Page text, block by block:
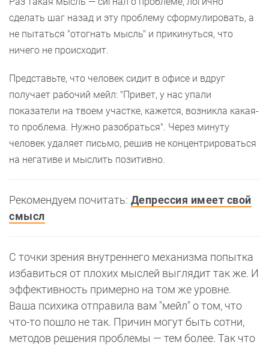
сделать шаг назад и эту проблему сформулировать, а
не пытаться "отогнать мысль" и прикинуться, что
ничего не происходит.
Представьте, что человек сидит в офисе и вдруг
получает рабочий мейл: "Привет, у нас упали
показатели на твоем участке, кажется, возникла какая-
то проблема. Нужно разобраться". Через минуту
человек удаляет письмо, решив не концентрироваться
на негативе и мыслить позитивно.
Рекомендуем почитать: Депрессия имеет свой
смысл
С точки зрения внутреннего механизма попытка
избавиться от плохих мыслей выглядит так же. И
эффективность примерно на том же уровне.
Ваша психика отправила вам "мейл" о том, что
что-то пошло не так. Причин могут быть сотни,
методов решения проблемы — тем более. Так что